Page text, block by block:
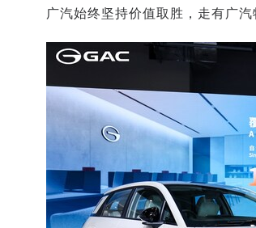
广汽始终坚持价值取胜，走有广